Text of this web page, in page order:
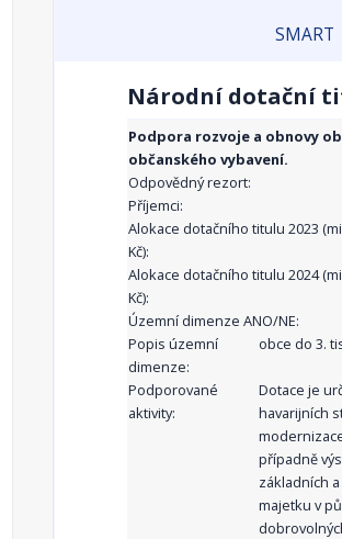
SMART
Národní dotační
Podpora rozvoje a obnovy
občanského vybavení.
Odpovědný rezort:
Příjemci:
Alokace dotačního titulu 2023
Kč):
Alokace dotačního titulu 2024
Kč):
Územní dimenze ANO/NE:
Popis územní
dimenze:
obce do 3.
Podporované
aktivity:
Dotace je
havarijních
případně
základních
majetku v